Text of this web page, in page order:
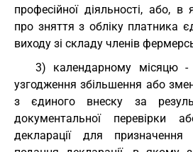
професійної діяльності, або,
про зняття з обліку платника
виходу зі складу членів
3) календарному місяцю
узгодження збільшення або
з єдиного внеску за
документальної перевірки
декларації для